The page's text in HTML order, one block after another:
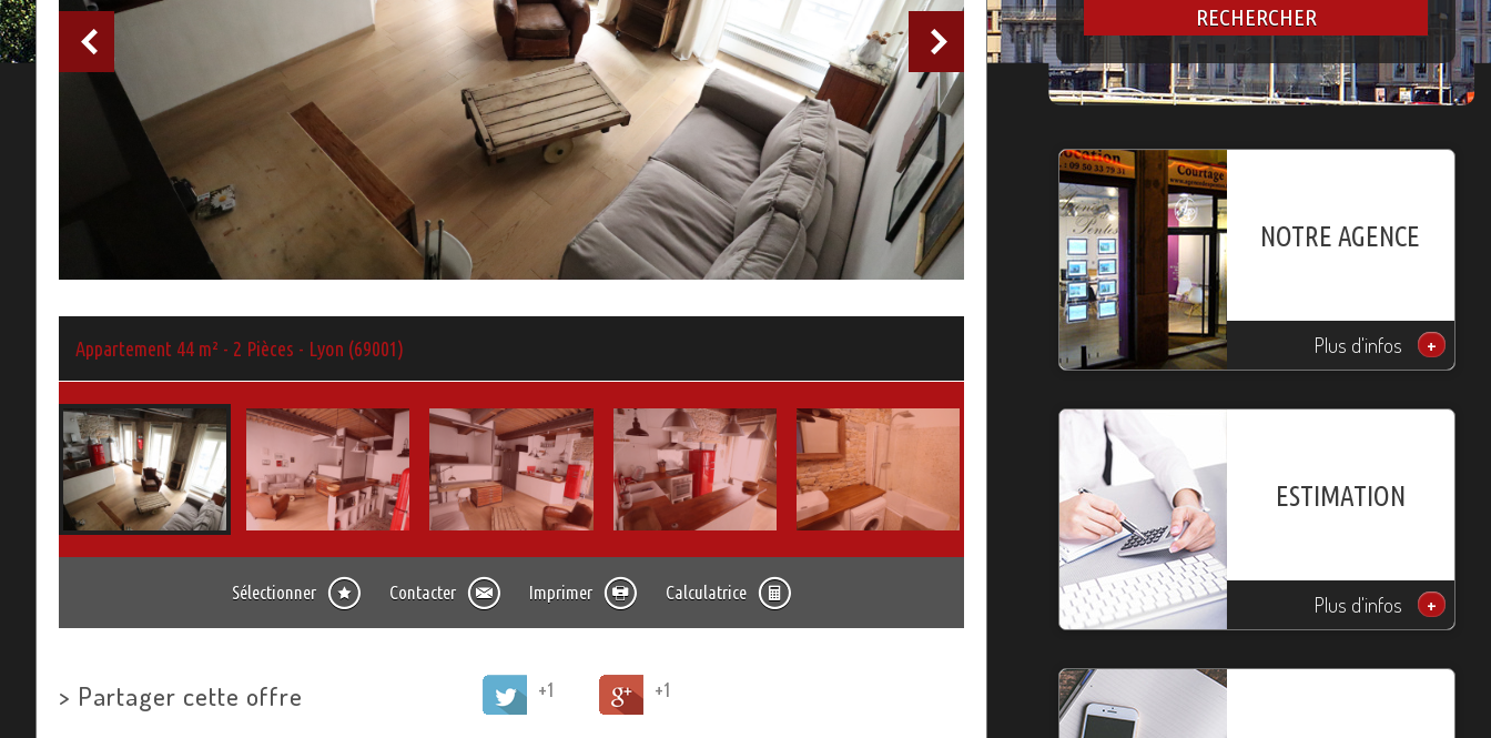
RECHERCHER
Appartement 44 m² - 2 Pièces - Lyon (69001)
Sélectionner Contacter Imprimer Calculatrice
> Partager cette offre +1 +1
NOTRE AGENCE
Plus d'infos +
ESTIMATION
Plus d'infos +